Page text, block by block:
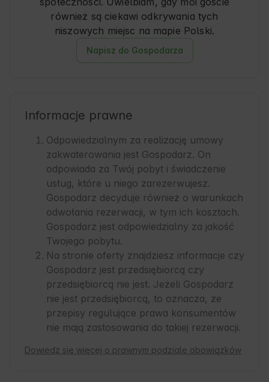
również są ciekawi odkrywania tych
niszowych miejsc na mapie Polski.
Napisz do Gospodarza
Informacje prawne
Odpowiedzialnym za realizację umowy
zakwaterowania jest Gospodarz. On
odpowiada za Twój pobyt i świadczenie
usług, które u niego zarezerwujesz.
Gospodarz decyduje również o warunkach
odwołania rezerwacji, w tym ich kosztach.
Gospodarz jest odpowiedzialny za jakość
Twojego pobytu.
Na stronie oferty znajdziesz informacje czy
Gospodarz jest przedsiębiorcą czy
przedsiębiorcą nie jest. Jeżeli Gospodarz
nie jest przedsiębiorcą, to oznacza, że
przepisy regulujące prawa konsumentów
nie mają zastosowania do takiej rezerwacji.
Dowiedz się więcej o prawnym podziale obowiązków